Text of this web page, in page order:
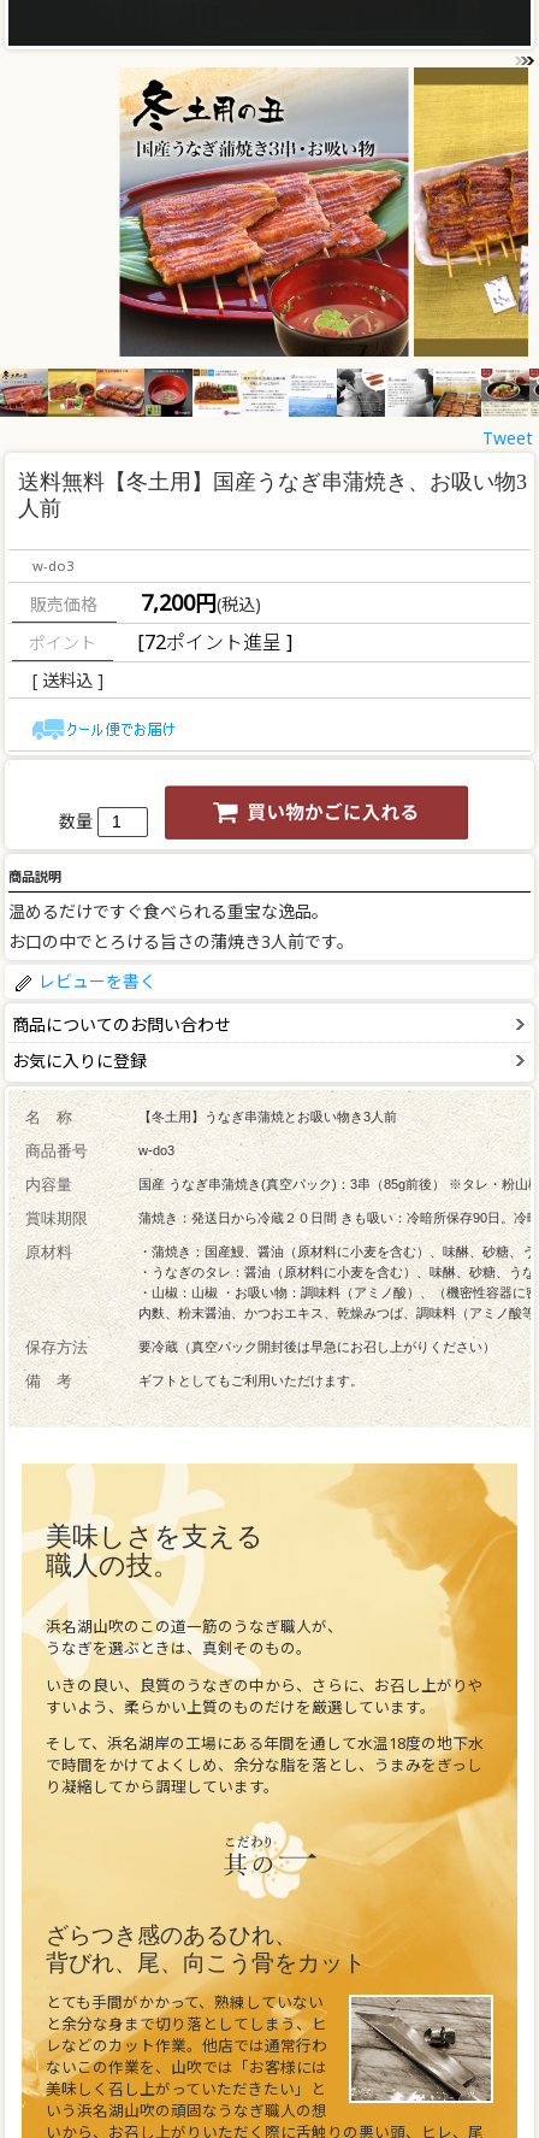
Tweet
送料無料 【冬土用】国産うなぎ串蒲焼き、お吸い物3
人前
w-do3
販売価格 7,200円(税込)
[72ポイント進呈 ]
[ 送料込 ]
数量
商品説明
温めるだけですぐ食べられる重宝な逸品。
お口の中でとろける旨さの蒲焼き3人前です。
レビューを書く
商品についてのお問い合わせ
お気に入りに登録
名 称 【冬土用】うなぎ串蒲焼とお吸い物き3人前
商品番号 w-do3
内容量 国産 うなぎ串蒲焼き(真空パック)：3串（85g前後） ※タレ・粉山
賞味期限 蒲焼き：発送日から冷蔵２０日間 きも吸い：冷暗所保存90日。冷
原材料
・蒲焼き：国産鰻、醤油（原材料に小麦を含む）、味醂、砂糖、
・うなぎのタレ：醤油（原材料に小麦を含む）、味醂、砂糖、うな
・山椒：山椒 ・お吸い物：調味料（アミノ酸）、（機密性容器
内麩、粉末醤油、かつおエキス、乾燥みつば、調味料（アミノ酸
保存方法 要冷蔵（真空パック開封後は早急にお召し上がりください）
備 考 ギフトとしてもご利用いただけます。
美味しさを支える
職人の技。
浜名湖山吹のこの道一筋のうなぎ職人が、
うなぎを選ぶときは、真剣そのもの。
いきの良い、良質のうなぎの中から、さらに、お召し上がりや
すいよう、柔らかい上質のものだけを厳選しています。
そして、浜名湖岸の工場にある年間を通して水温18度の地下水
で時間をかけてよくしめ、余分な脂を落とし、うまみをぎっし
り凝縮してから調理しています。
ざらつき感のあるひれ、
背びれ、尾、向こう骨をカット
とても手間がかかって、熟練していない
と余分な身まで切り落としてしまう、ヒ
レなどのカット作業。他店では通常行わ
ないこの作業を、山吹では「お客様には
美味しく召し上がっていただきたい」と
いう浜名湖山吹の頑固なうなぎ職人の想
いから、お召し上がりいただく際に舌触りの悪い頭、ヒレ、尾